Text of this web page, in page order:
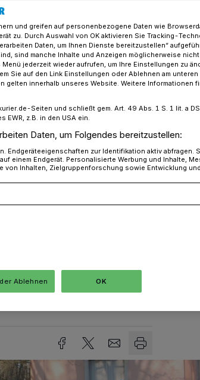
das Programm
wird die
werden die
René I. Schmitz als
und greifen auf personenbezogene Daten wie
zu. Durch Auswahl von OK aktivieren Sie Tracking-
Daten, um Ihnen Dienste bereitzustellen“
sind manche Inhalte und Anzeigen möglicherweise
jederzeit wieder aufrufen, um Ihre Einstellungen zu
Sie auf den Link Einstellungen oder Ablehnen am unteren
gelten innerhalb unseres Website. Weitere Informationen
Seiten und schließt gem. Art. 49 Abs. 1 S. 1 lit. a
EWR, z.B. in den USA ein.
Daten, um Folgendes bereitzustellen:
Endgeräteeigenschaften zur Identifikation aktiv abfragen.
einem Endgerät. Personalisierte Werbung und Inhalte,
von Inhalten, Zielgruppenforschung sowie Entwicklung und
Ablehnen OK